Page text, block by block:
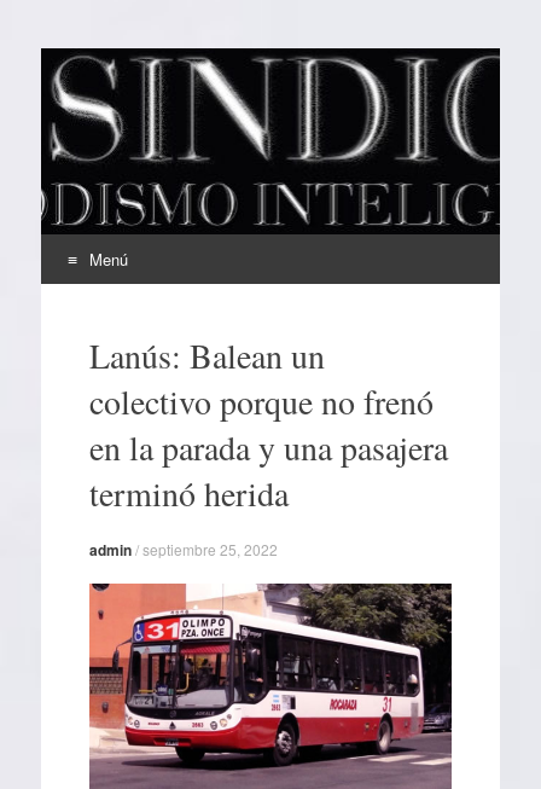
EL SINDICAL
Periodismo Inteligente
Menú
contenidoLanús: Balean un
colectivo porque no frenó
en la parada y una pasajera
terminó herida
admin/septiembre 25, 2022